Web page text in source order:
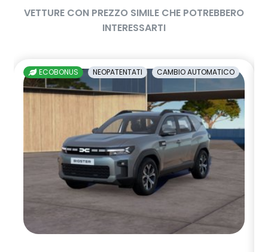
VETTURE CON PREZZO SIMILE CHE POTREBBERO
INTERESSARTI
ECOBONUS NEOPATENTATI CAMBIO AUTOMATICO